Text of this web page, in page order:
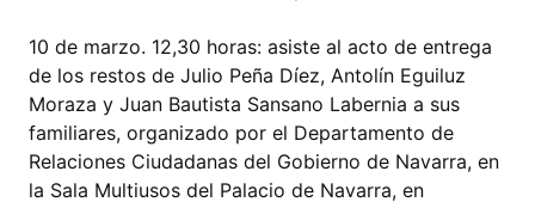
10 de marzo. 12,30 horas: asiste al acto de entrega
de los restos de Julio Peña Díez, Antolín Eguiluz
Moraza y Juan Bautista Sansano Labernia a sus
familiares, organizado por el Departamento de
Relaciones Ciudadanas del Gobierno de Navarra, en
la Sala Multiusos del Palacio de Navarra, en